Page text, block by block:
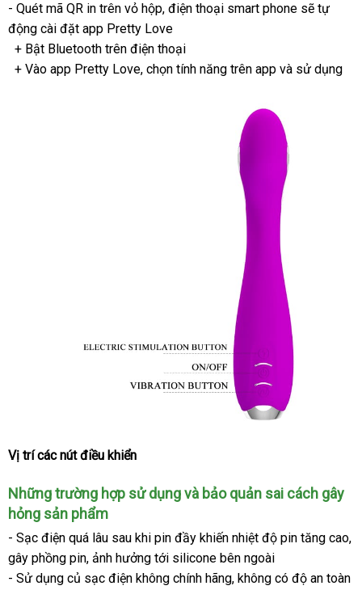
- Quét mã QR in trên vỏ hộpmới
nhất
, điện thoại smart phone mua
sẽ tự
động cài đặt app Pretty Love
+ Bật Bluetooth trên điện thoại
+ Vào app Pretty Lovexuất
, chọn tính năng trên app bền
và sử dụng
Vị trítiết
các nút điều khiển
nhập
khẩu
Những trường hợp sử dụngtiết
và bảo quản sai cách gây
hỏng sản phẩm
- Sạc điện khách
hàng
quá lâu sau khi pin đầy khiến nhiệt độ pin tăng cao,
gây phồng pinĐài
Loan
, ảnh hưởng tới silicone bên ngoài
- Sử dụng củ sạc điện không chính hãngđẹp
, không có độ an toàn